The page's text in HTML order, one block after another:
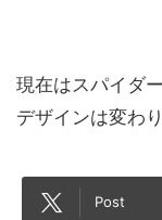
現在はスパイダ
デザインは変わ
Post